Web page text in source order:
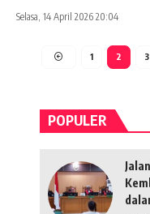
Selasa, 14 April 2026 20:04
1 2 3
POPULER